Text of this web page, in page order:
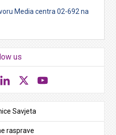
Media centra 02-692 na
us
LinkedIn
Savjeta
rasprave